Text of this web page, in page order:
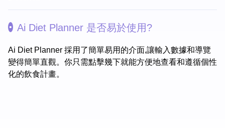
Ai Diet Planner 是否易於使用?
Ai Diet Planner 採用了簡單易用的介面,讓輸入數據和導覽
變得簡單直觀。你只需點擊幾下就能方便地查看和遵循個性
化的飲食計畫。